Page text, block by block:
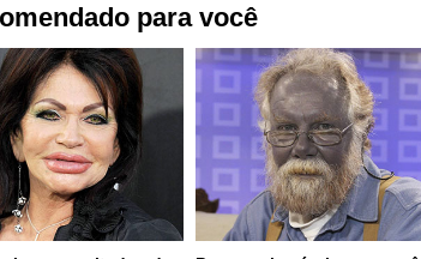
para você